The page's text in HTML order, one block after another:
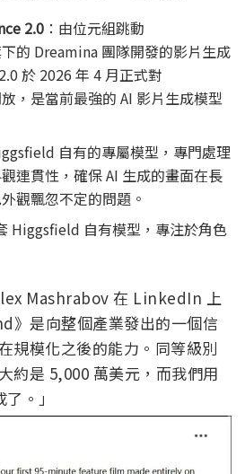
2.0 ：由位元組跳動
下的 Dreamina 團隊開發的影片生成
於 2026 年 4 月正式對
，是當前最強的 AI 影片生成模型
自有的專屬模型，專門處理
連貫性，確保 AI 生成的畫面在長
觀飄忽不定的問題。
Higgsfield 自有模型，專注於角色
Mashrabov 在 LinkedIn 上
》是向整個產業發出的一個信
規模化之後的能力。同等級別
約是 5,000 萬美元，而我們用
。」